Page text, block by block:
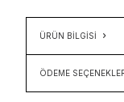
ÜRÜN BİLGİSİ
ÖDEME